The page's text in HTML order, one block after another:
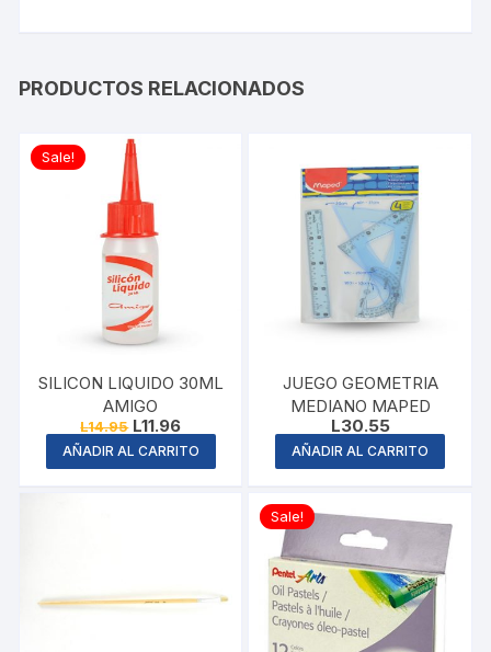
PRODUCTOS RELACIONADOS
Sale!
SILICON LIQUIDO 30ML
AMIGO
L14.95 Original
price
was:
L14.95.
L11.96Current
price
is:
L11.96.
AÑADIR AL CARRITO
JUEGO GEOMETRIA
MEDIANO MAPED
L30.55
AÑADIR AL CARRITO
Sale!